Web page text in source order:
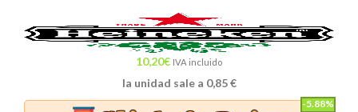
10,20€ IVA incluido
la unidad sale a 0,85€
-5.88%